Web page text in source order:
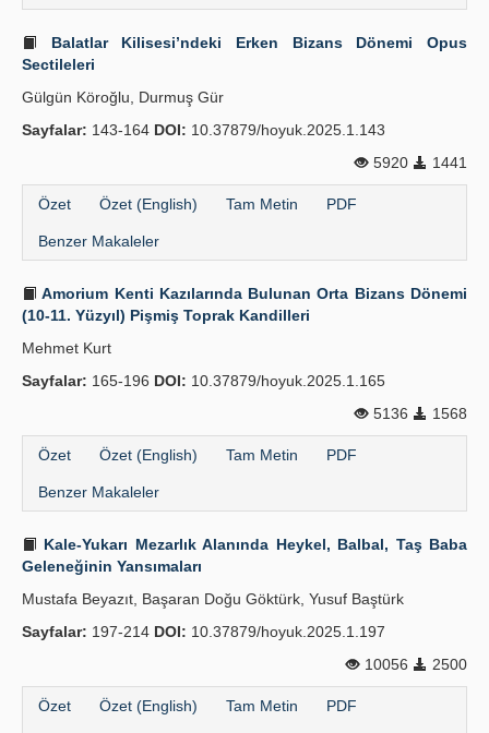
Balatlar Kilisesi’ndeki Erken Bizans Dönemi Opus
Sectileleri
Gülgün Köroğlu, Durmuş Gür
Sayfalar: 143-164 DOI: 10.37879/hoyuk.2025.1.143
5920
1441
Özet Özet (English) Tam Metin PDF
Benzer Makaleler
Amorium Kenti Kazılarında Bulunan Orta Bizans Dönemi
(10-11. Yüzyıl) Pişmiş Toprak Kandilleri
Mehmet Kurt
Sayfalar: 165-196 DOI: 10.37879/hoyuk.2025.1.165
5136
1568
Özet Özet (English) Tam Metin PDF
Benzer Makaleler
Kale-Yukarı Mezarlık Alanında Heykel, Balbal, Taş Baba
Geleneğinin Yansımaları
Mustafa Beyazıt, Başaran Doğu Göktürk, Yusuf Baştürk
Sayfalar: 197-214 DOI: 10.37879/hoyuk.2025.1.197
10056
2500
Özet Özet (English) Tam Metin PDF